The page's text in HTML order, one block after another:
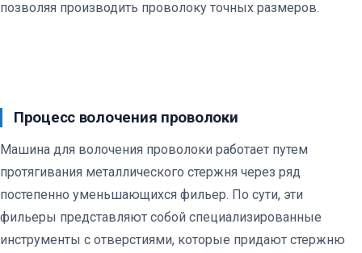
позволяя производить проволоку точных размеров.
Процесс волочения проволоки
Машина для волочения проволоки работает путем
протягивания металлического стержня через ряд
постепенно уменьшающихся фильер. По сути, эти
фильеры представляют собой специализированные
инструменты с отверстиями, которые придают стержню